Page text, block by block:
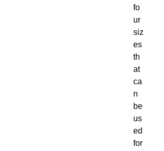
fo
ur
siz
es
th
at
ca
n
be
us
ed
for